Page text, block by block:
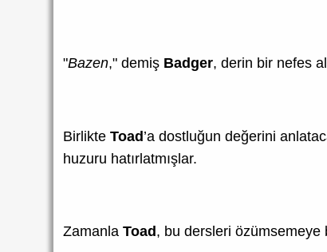
"Bazen," demiş Badger, derin bir nefes
BirlikteToad’a dostluğun değerini
huzuru hatırlatmışlar.
ZamanlaToad, bu dersleri özümsemeye